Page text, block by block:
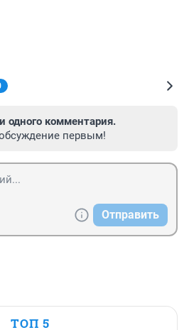
одного комментария.
первым!
Отправить
ТОП 5